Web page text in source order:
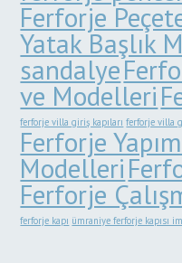
Ferforje
Yatak Başlık
sandalye
ve Modelleri
ferforje villa giriş kapıları ferforje villa
Ferforje
Modelleri
Ferforje
ferforje kapı ümraniye ferforje kapısı